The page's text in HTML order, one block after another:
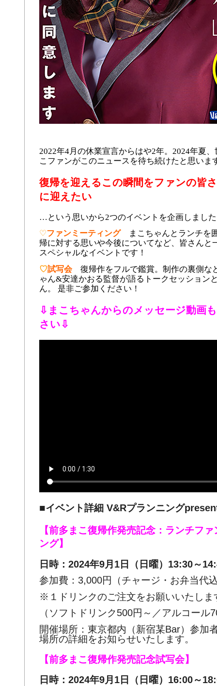
2022年4月の休業宣言からはや2年。2024年夏
こファンがこのニュースを待ち続けたと思いま
復帰を迎えるこの瞬間をファンの皆
に迎えたい
…という思いから2つのイベントを企画しまし
♡ファンミーティング
まこちゃんとランチを
帰に対する思いや今後についてなど、皆さんと
スペシャルなイベントです！
♡試写会 復帰作をフルで鑑賞。制作の裏側な
ゃん&安達かおる監督が語るトークセッション
ん。 是非ご参加ください！
⇩まこちゃんからのメッセージ動画
さい⇩
■イベント詳細 V&Rプランニング
【前多まこ復帰作発売記念：ランチフ
ング】
日時： 2024年9月 1 日（日曜） 13:30～
参加費： 3,000円（チャージ・お弁当代
※１ドリンクのご注文をお願いいたしま
（ソフトドリンク500円～／アルコール
開催場所：東京都内（新宿某Bar）参加
場所の詳細をお知らせいたします。
【前多まこ復帰作発売記念試写会】
日時： 2024年9月 1 日（日曜） 16:00～